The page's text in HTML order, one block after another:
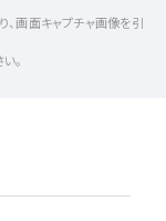
画面キャプチャ画像を引
。